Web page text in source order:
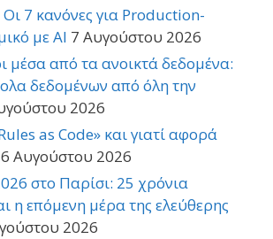
7 κανόνες για Production-
με AI 7 Αυγούστου 2026
μέσα από τα ανοικτά δεδομένα:
δεδομένων από όλη την
2026
as Code» και γιατί αφορά
6 Αυγούστου 2026
στο Παρίσι: 25 χρόνια
η επόμενη μέρα της ελεύθερης
2026